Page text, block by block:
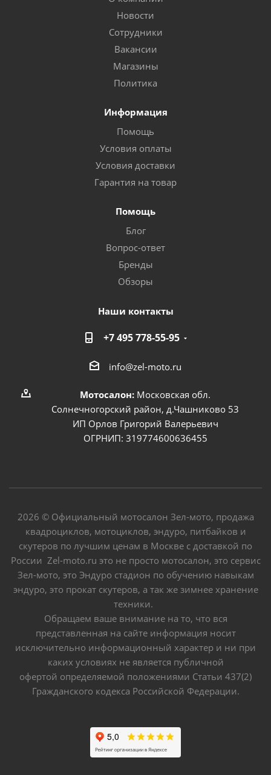
Новости
Сотрудники
Вакансии
Магазины
Политика
Информация
Помощь
Условия оплаты
Условия доставки
Гарантия на товар
Помощь
Блог
Вопрос-ответ
Бренды
Обзоры
Наши контакты
+7 495 778-55-95
info@zel-moto.ru
Мотосалон: Московская обл.
Солнечногорский район, д.Чашниково 53
ИП Орлов Григорий Валерьевич
ОГРНИП: 319774600636455
2026 © Официальный мотосалон Зел-мото, продажа
квадроциклов, мотоциклов, эндуро, питбайков и
скутеров по лучшим ценам в Москве с доставкой по
России Zel-moto.ru это не просто мотосалон, это сервис
Зел-мото, это Эндуро стадион по обучению навыкам
эндуро, это прокат скутеров, а так же зимнее хранение
техники.
Обращаем ваше внимание на то, что вся
представленная на сайте информация носит
исключительно информационный характер и ни при
каких условиях не является публичной
офертой определяемой положениями Статьи 437(2)
Гражданского кодекса Российской Федерации.